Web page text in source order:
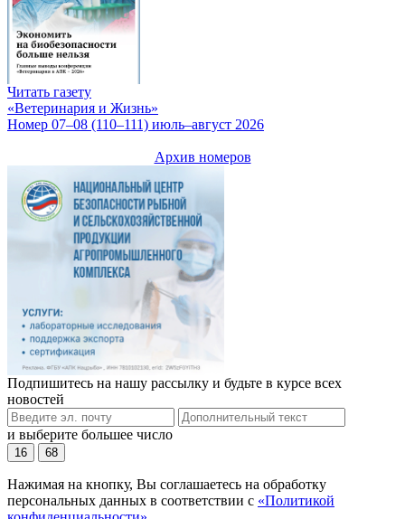
Читать газету
«Ветеринария и Жизнь»
Номер 07–08 (110–111) июль–август 2026
Архив номеров
Подпишитесь на нашу рассылку и будьте в курсе всех
новостей
и выберите большее число
16 68
Нажимая на кнопку, Вы соглашаетесь на обработку
персональных данных в соответствии с «Политикой